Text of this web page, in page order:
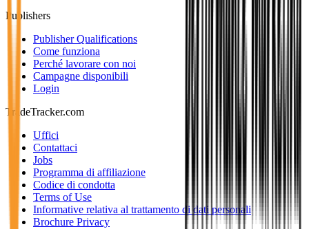
Publishers
Publisher Qualifications
Come funziona
Perché lavorare con noi
Campagne disponibili
Login
TradeTracker.com
Uffici
Contattaci
Jobs
Programma di affiliazione
Codice di condotta
Terms of Use
Informative relativa al trattamento di dati personali
Brochure Privacy